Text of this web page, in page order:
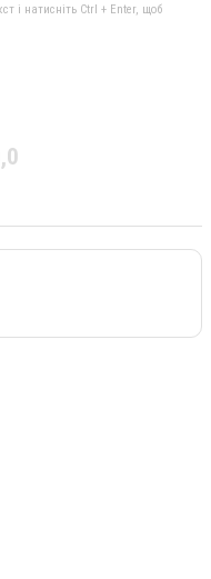
і натисніть Ctrl + Enter, щоб